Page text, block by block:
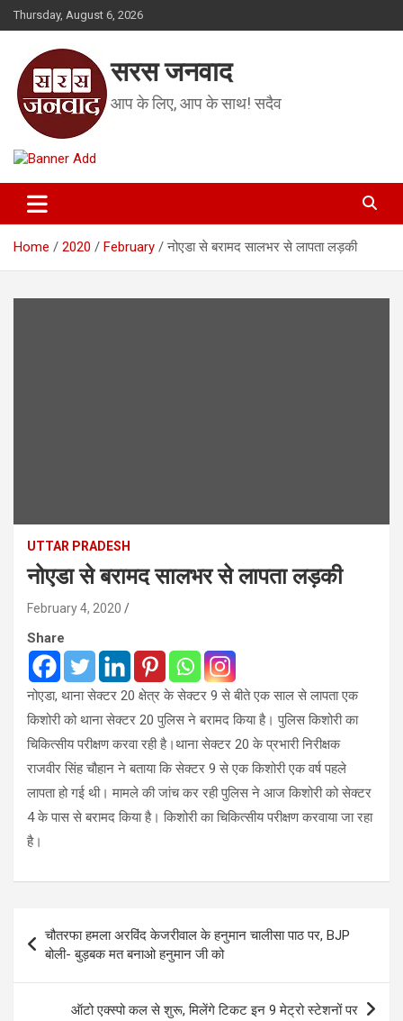
Skip
to
Thursday, August 6, 2026
सरस जनवाद
आप के लिए, आप के साथ! सदैव
Home 2020 February नोएडा से बरामद सालभर से लापता लड़की
UTTAR PRADESH
नोएडा से बरामद सालभर से लापता लड़की
February 4, 2020
Share
नोएडा, थाना सेक्टर 20 क्षेत्र के सेक्टर 9 से बीते एक साल से लापता एक
किशोरी को थाना सेक्टर 20 पुलिस ने बरामद किया है। पुलिस किशोरी का
चिकित्सीय परीक्षण करवा रही है।थाना सेक्टर 20 के प्रभारी निरीक्षक
राजवीर सिंह चौहान ने बताया कि सेक्टर 9 से एक किशोरी एक वर्ष पहले
लापता हो गई थी। मामले की जांच कर रही पुलिस ने आज किशोरी को सेक्टर
4 के पास से बरामद किया है। किशोरी का चिकित्सीय परीक्षण करवाया जा रहा
है।
Post
navigation
चौतरफा हमला अरविंद केजरीवाल के हनुमान चालीसा पाठ पर, BJP
बोली- बुड़बक मत बनाओ हनुमान जी को
ऑटो एक्स्पो कल से शुरू, मिलेंगे टिकट इन 9 मेट्रो स्टेशनों पर